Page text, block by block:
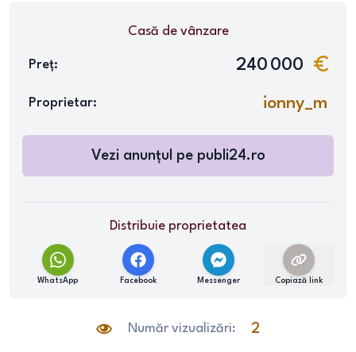
Casă de vânzare
Preț: 240 000
Proprietar: ionny_m
Vezi anunțul pe publi24.ro
Distribuie proprietatea
WhatsApp Facebook Messenger Copiază link
Număr vizualizări: 2